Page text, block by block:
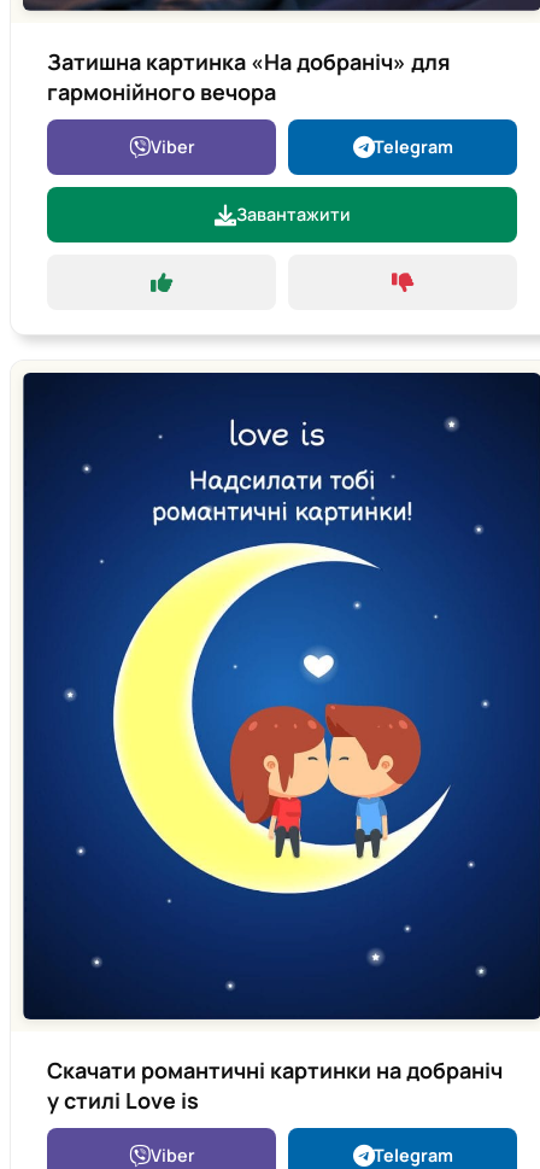
Затишна картинка «На добраніч» для
гармонійного вечора
Viber Telegram
Завантажити
Скачати романтичні картинки на добраніч
у стилі Love is
Viber Telegram